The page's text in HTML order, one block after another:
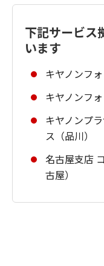
下記サービス
います
キヤノンフ
キヤノンフ
キヤノンプ
ス（品川）
名古屋支店
古屋）